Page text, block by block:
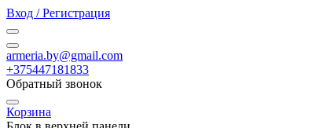
Вход / Регистрация
armeria.by@gmail.com
+375447181833
Обратный звонок
Корзина